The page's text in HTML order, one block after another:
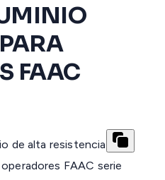
FAAC
de alta resistencia
FAAC serie